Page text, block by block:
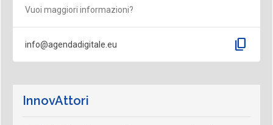
Vuoi maggiori informazioni?
info@agendadigitale.eu content_copy
InnovAttori